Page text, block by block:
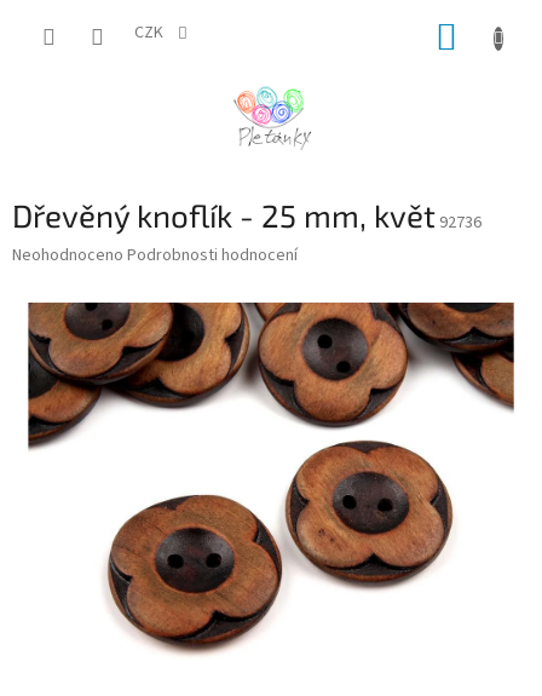
CZK
Dřevěný knoflík - 25 mm, květ 92736
Průměrné
produktu
0,0
hvězdiček.
Neohodnoceno Podrobnosti hodnocení